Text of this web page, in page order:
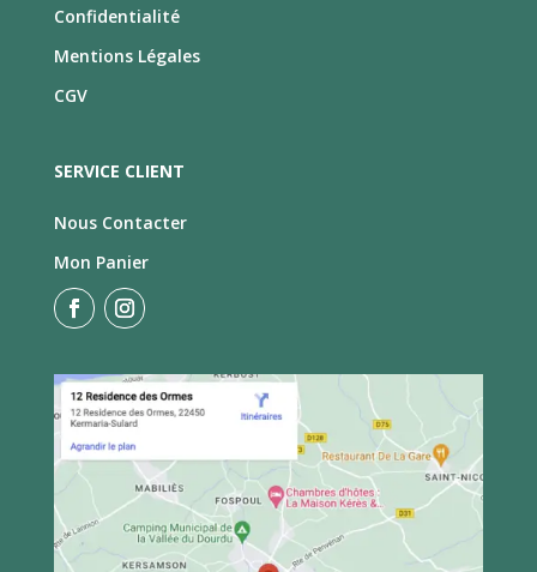
Confidentialité
Mentions Légales
CGV
SERVICE CLIENT
Nous Contacter
Mon Panier